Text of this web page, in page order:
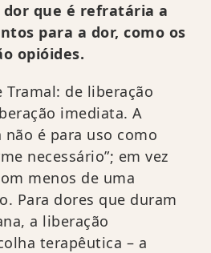
que é refratária a
para a dor, como os
opióides.
Tramal: de liberação
imediata. A
é para uso como
necessário”; em vez
menos de uma
Para dores que duram
a liberação
terapêutica – a